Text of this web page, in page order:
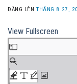
ĐĂNG LÊNTHÁNG 8 27,
View Fullscreen